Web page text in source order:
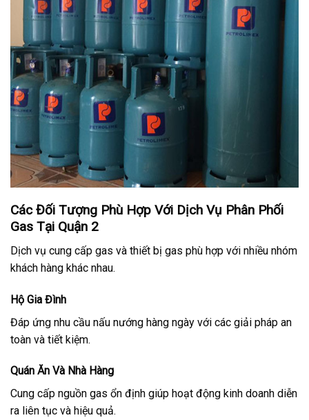
Các Đối Tượng Phù Hợp Với Dịch Vụ Phân Phối
Gas Tại Quận 2
Dịch vụ cung cấp gas và thiết bị gas phù hợp với nhiều nhóm
khách hàng khác nhau.
Hộ Gia Đình
Đáp ứng nhu cầu nấu nướng hàng ngày với các giải pháp an
toàn và tiết kiệm.
Quán Ăn Và Nhà Hàng
Cung cấp nguồn gas ổn định giúp hoạt động kinh doanh diễn
ra liên tục và hiệu quả.